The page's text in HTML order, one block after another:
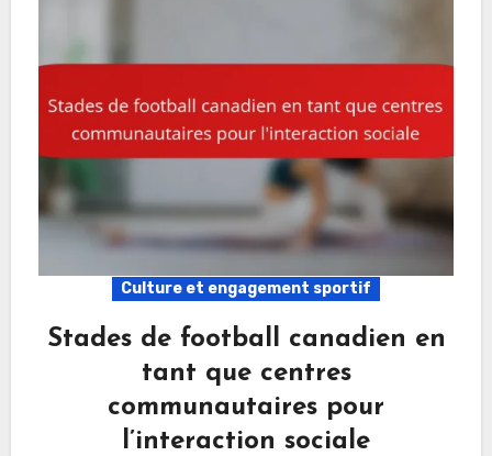
Culture et engagement sportif
Stades de football canadien en
tant que centres
communautaires pour
l’interaction sociale